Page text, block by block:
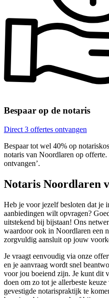
Bespaar op de notaris
Direct 3 offertes ontvangen
Bespaar tot wel 40% op
notaris van Noordlaren op
ontvangen’.
Notaris Noordlaren
Heb je voor jezelf besloten dat je
aanbiedingen wilt opvragen?
uitstekend bij bijstaan! Ons
waardoor ook in Noordlaren een
zorgvuldig aansluit op jouw
Je vraagt eenvoudig via onze
en je aanvraag wordt snel
voor jou boeiend zijn. Je kunt dit
doen om zo tot je allerbeste
gevestigde notarispraktijk te